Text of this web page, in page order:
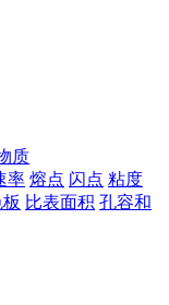
质
率 熔点 闪点 粘度
比表面积 孔容和